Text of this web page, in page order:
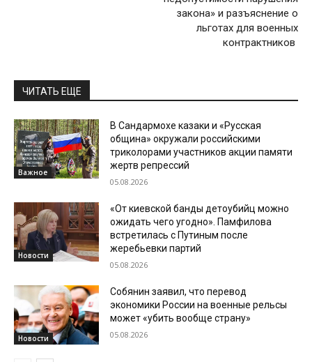
закона» и разъяснение о
льготах для военных
контрактников
ЧИТАТЬ ЕЩЕ
Важное
В Сандармохе казаки и «Русская
община» окружали российскими
триколорами участников акции памяти
жертв репрессий
05.08.2026
Новости
«От киевской банды детоубийц можно
ожидать чего угодно». Памфилова
встретилась с Путиным после
жеребьевки партий
05.08.2026
Новости
Собянин заявил, что перевод
экономики России на военные рельсы
может «убить вообще страну»
05.08.2026